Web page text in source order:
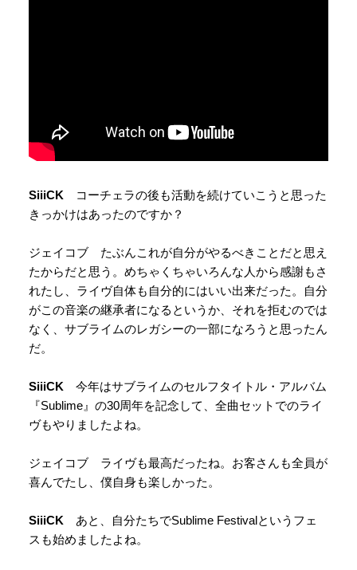
SiiiCK コーチェラの後も活動を続けていこうと思った
きっかけはあったのですか？
ジェイコブ たぶんこれが自分がやるべきことだと思え
たからだと思う。めちゃくちゃいろんな人から感謝もさ
れたし、ライヴ自体も自分的にはいい出来だった。自分
がこの音楽の継承者になるというか、それを拒むのでは
なく、サブライムのレガシーの一部になろうと思ったん
だ。
SiiiCK 今年はサブライムのセルフタイトル・アルバム
『Sublime』の30周年を記念して、全曲セットでのライ
ヴもやりましたよね。
ジェイコブ ライヴも最高だったね。お客さんも全員が
喜んでたし、僕自身も楽しかった。
SiiiCK あと、自分たちでSublime Festivalというフェ
スも始めましたよね。